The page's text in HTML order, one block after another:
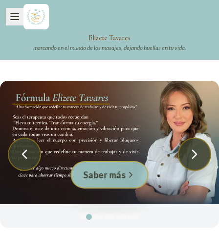
Elizete Tavares
marcando en el mundo de los masajes, dejando huellas en tu vida.
Saber más
Descubrir